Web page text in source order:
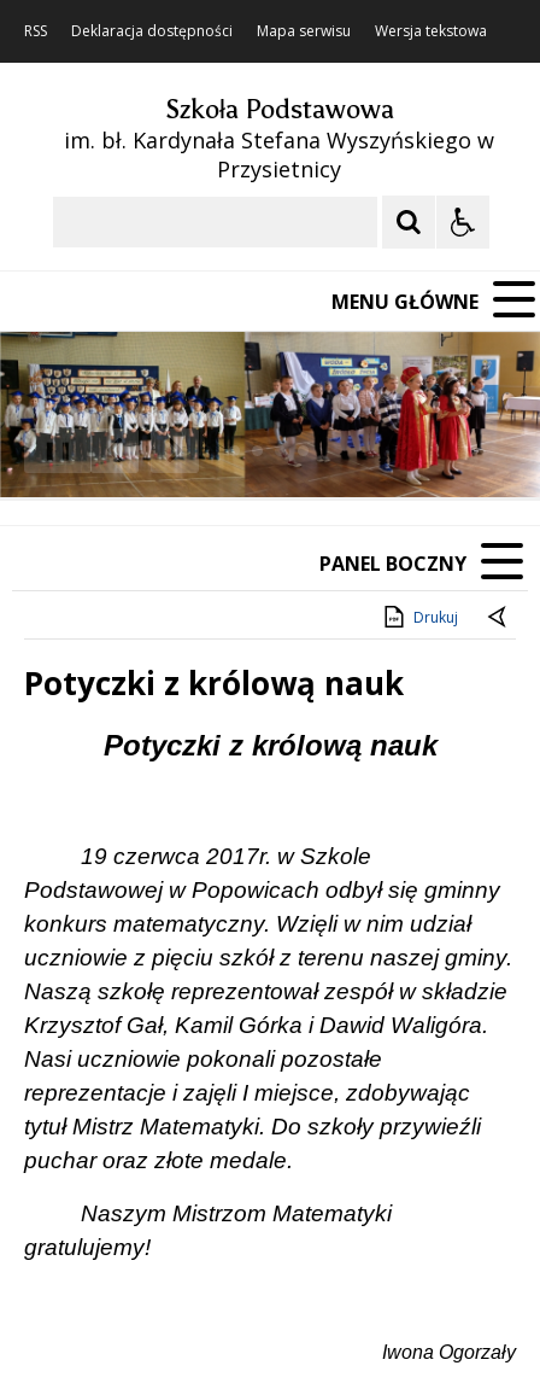
RSS Deklaracja dostępności Mapa serwisu Wersja tekstowa
Szkoła Podstawowa
im. bł. Kardynała Stefana Wyszyńskiego w
Przysietnicy
MENU GŁÓWNE
Poprzedni Element
Następny Element
❚❚
PANEL BOCZNY
Drukuj
Potyczki z królową nauk
Potyczki z królową nauk
19 czerwca 2017r. w Szkole
Podstawowej w Popowicach odbył się gminny
konkurs matematyczny. Wzięli w nim udział
uczniowie z pięciu szkół z terenu naszej gminy.
Naszą szkołę reprezentował zespół w składzie
Krzysztof Gał, Kamil Górka i Dawid Waligóra.
Nasi uczniowie pokonali pozostałe
reprezentacje i zajęli I miejsce, zdobywając
tytuł Mistrz Matematyki. Do szkoły przywieźli
puchar oraz złote medale.
NaszymMistrzom Matematyki
gratulujemy!
Iwona Ogorzały